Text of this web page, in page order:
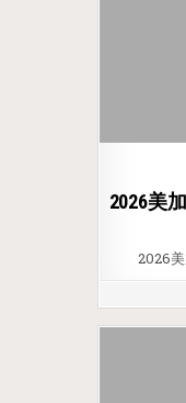
2026美
2026